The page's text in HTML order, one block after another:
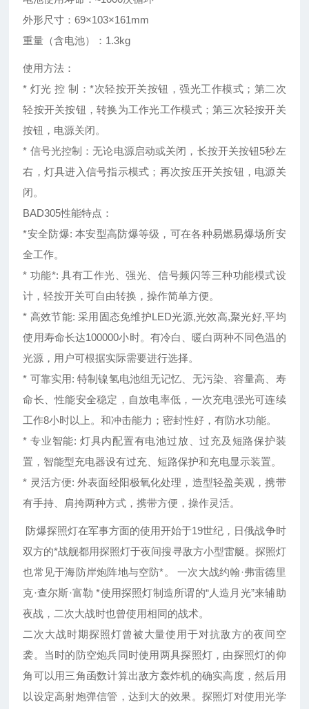
外形尺寸：69×103×161mm
重量（含电池）：1.3kg
使用方法：
* 灯光 控 制：*次轻按开关按钮，强光工作模式；第二次
轻按开关按钮，转换为工作光工作模式；第三次轻按开关
按钮，电源关闭。
* 信号光控制：无论电源启动或关闭，长按开关按钮5秒左
右，灯具进入信号指示模式；再次按压开关按钮，电源关
闭。
BAD305性能特点：
*安全防爆: 本安型高防爆等级，可在各种易燃易爆场所安
全工作。
* 功能*: 具有工作光、强光、信号频闪等三种功能模式设
计，轻按开关可自由转换，操作简单方便。
* 高效节能: 采用固态免维护LED光源,光效高,聚光好,平均
使用寿命长达100000小时。有冷白、暖白两种不同色温的
光源，用户可根据实际需要进行选择。
* 可靠实用: 特制镍氢电池组无记忆、无污染、容量高、寿
命长、性能安全稳定，自放电率低，一次充电强光可连续
工作8小时以上。和冲击能力；密封性好，有防水功能。
* 专业智能: 灯具内配置有电池过放、过充及短路保护装
置，智能型充电器设有过充、短路保护和充电显示装置。
* 灵活方便: 外表面经阳极氧化处理，造型轻盈美观，携带
有手持、肩挎两种方式，携带方便，操作灵活。
防爆探照灯在军事方面的使用开始于19世纪，日俄战争时
双方的*战舰都用探照灯于夜间搜寻敌方小型雷艇。探照灯
也常见于海防岸炮阵地与空防*。 一次大战约翰·弗雷德里
克·查尔斯·富勒 *使用探照灯制造所谓的“人造月光”来辅助
夜战，二次大战时也曾使用相同的战术。
二次大战时期探照灯曾被大量使用于对抗敌方的夜间空
袭。当时的防空炮兵同时使用两具探照灯，由探照灯的仰
角可以用三角函数计算出敌方轰炸机的确实高度，然后用
以设定高射炮弹信管，达到大的效果。探照灯对使用光学